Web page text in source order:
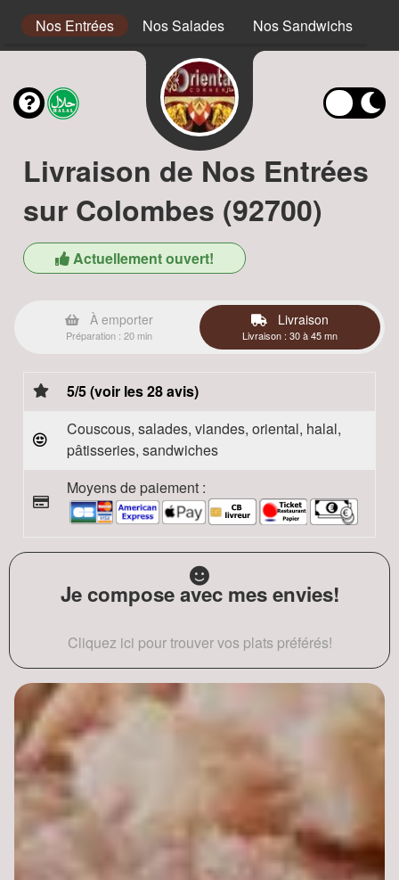
Nos Entrées Nos Salades Nos Sandwichs
Livraison de Nos Entrées
sur Colombes (92700)
Actuellement ouvert!
À emporter
Préparation : 20 min
Livraison
Livraison : 30 à 45 mn
5/5 (voir les 28 avis)
Couscous, salades, viandes, oriental, halal,
pâtisseries, sandwiches
Moyens de paiement :
Je compose avec mes envies!
Cliquez ici pour trouver vos plats préférés!